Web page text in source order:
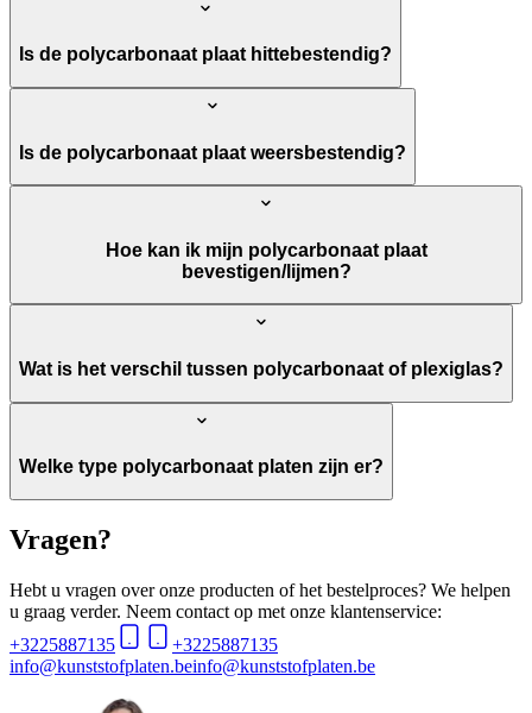
Is de polycarbonaat plaat hittebestendig?
Is de polycarbonaat plaat weersbestendig?
Hoe kan ik mijn polycarbonaat plaat
bevestigen/lijmen?
Wat is het verschil tussen polycarbonaat of plexiglas?
Welke type polycarbonaat platen zijn er?
Vragen?
Hebt u vragen over onze producten of het bestelproces? We helpen
u graag verder. Neem contact op met onze klantenservice:
+3225887135
+3225887135
info@kunststofplaten.beinfo@kunststofplaten.be